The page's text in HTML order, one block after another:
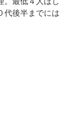
代後半までには